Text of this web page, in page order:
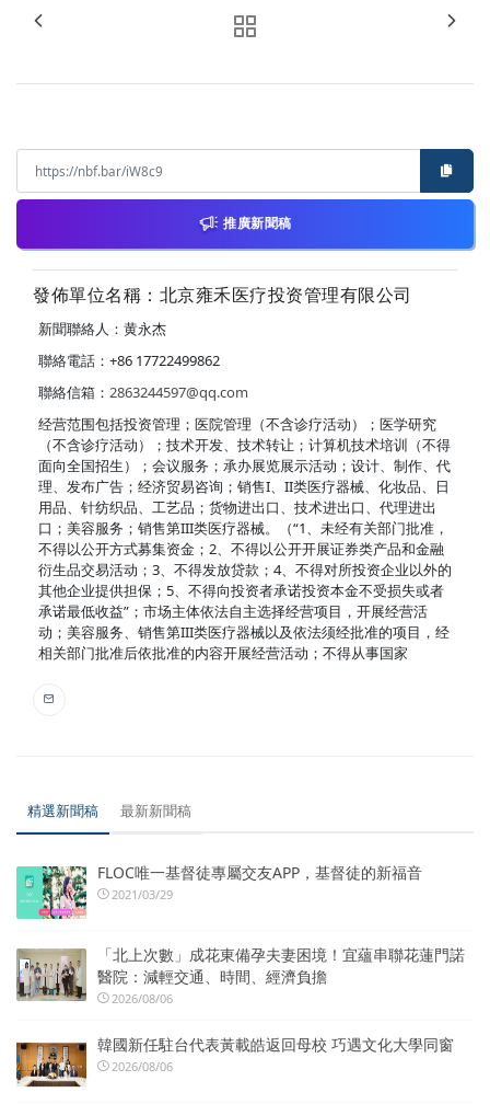
推廣新聞稿
發佈單位名稱：北京雍禾医疗投资管理有限公司
新聞聯絡人：黄永杰
聯絡電話：+86 17722499862
聯絡信箱： 2863244597@qq.com
经营范围包括投资管理；医院管理（不含诊疗活动）；医学研究
（不含诊疗活动）；技术开发、技术转让；计算机技术培训（不得
面向全国招生）；会议服务；承办展览展示活动；设计、制作、代
理、发布广告；经济贸易咨询；销售I、II类医疗器械、化妆品、日
用品、针纺织品、工艺品；货物进出口、技术进出口、代理进出
口；美容服务；销售第III类医疗器械。（“1、未经有关部门批准，
不得以公开方式募集资金；2、不得以公开开展证券类产品和金融
衍生品交易活动；3、不得发放贷款；4、不得对所投资企业以外的
其他企业提供担保；5、不得向投资者承诺投资本金不受损失或者
承诺最低收益”；市场主体依法自主选择经营项目，开展经营活
动；美容服务、销售第III类医疗器械以及依法须经批准的项目，经
相关部门批准后依批准的内容开展经营活动；不得从事国家
精選新聞稿 最新新聞稿
FLOC唯一基督徒專屬交友APP，基督徒的新福音
2021/03/29
「北上次數」成花東備孕夫妻困境！宜蘊串聯花蓮門諾
醫院：減輕交通、時間、經濟負擔
2026/08/06
韓國新任駐台代表黃載皓返回母校 巧遇文化大學同窗
2026/08/06